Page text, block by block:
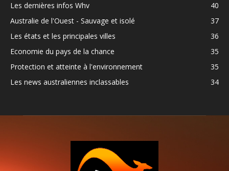
Les dernières infos Whv
40
Australie de l'Ouest - Sauvage et isolé
37
Les états et les principales villes
36
Economie du pays de la chance
35
Protection et atteinte à l'environnement
35
Les news australiennes inclassables
34